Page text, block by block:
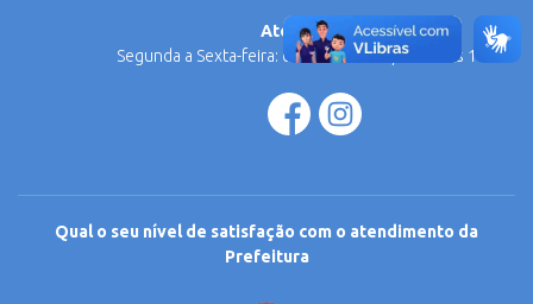
Atendimento
Segunda a Sexta-feira: 08:30 às 11:30 / 13:30 às 17:06.
Qual o seu nível de satisfação com o atendimento da
Prefeitura